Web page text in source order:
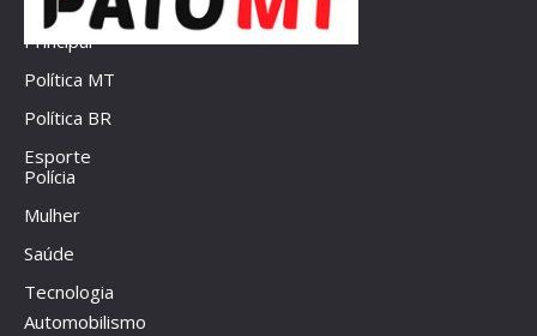
Principal
Política MT
Política BR
Esporte
Polícia
Mulher
Saúde
Tecnologia
Automobilismo